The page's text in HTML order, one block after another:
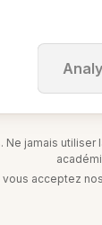
jamais
vous acceptez nos